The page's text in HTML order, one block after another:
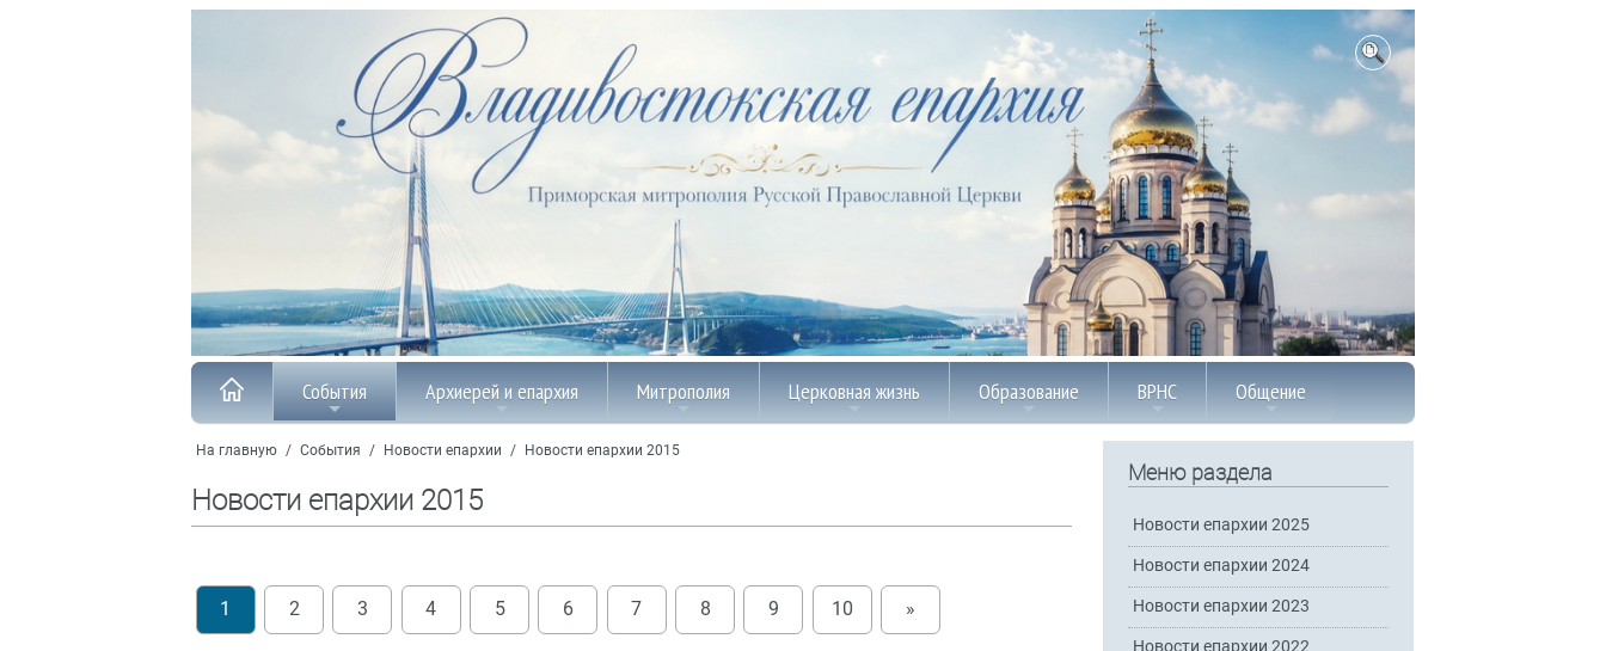
События Архиерей и епархия Митрополия Церковная жизнь Образование ВРНС Общение
На главную / События / Новости епархии / Новости епархии 2015
Новости епархии 2015
1 2 3 4 5 6 7 8 9 10 »
Меню раздела
Новости епархии 2025
Новости епархии 2024
Новости епархии 2023